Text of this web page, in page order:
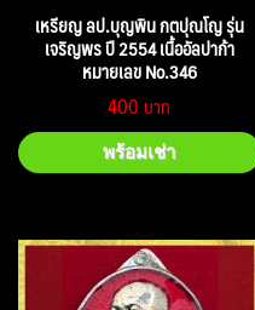
เหรียญ ลป.บุญพิน กตปุณโญ รุ่น
เจริญพร ปี 2554 เนื้ออัลปาก้า
หมายเลข No.346
400
พร้อมเช่า